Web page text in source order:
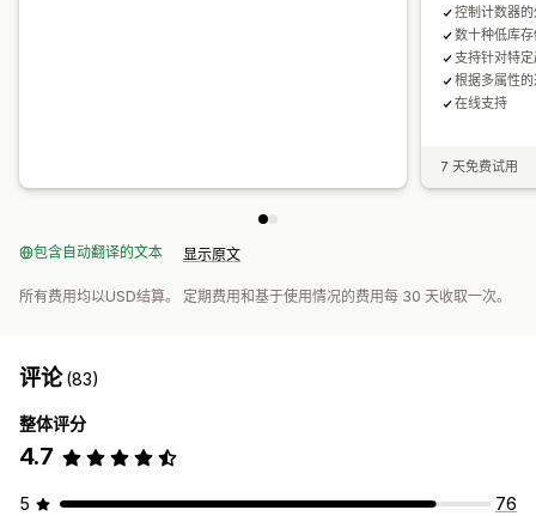
控制计数器
数十种低库
支持针对特
根据多属性
在线支持
7 天免费试用
包含自动翻译的文本 显示原文
所有费用均以USD结算。 定期费用和基于使用情况的费用每 30 天收取一次。
评论(83)
整体评分
4.7
5
76